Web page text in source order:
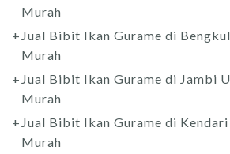
Murah
Jual Bibit Ikan Gurame di
Murah
Jual Bibit Ikan Gurame di Jambi
Murah
Jual Bibit Ikan Gurame di
Murah